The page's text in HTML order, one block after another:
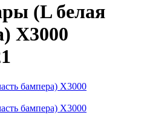
(L белая
X3000